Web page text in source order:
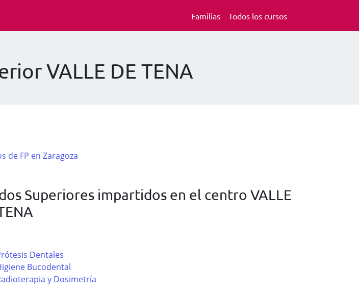
Familias Todos los cursos
VALLE DE TENA
de FP en Zaragoza
Superiores impartidos en el centro VALLE
Dentales
Bucodental
y Dosimetría